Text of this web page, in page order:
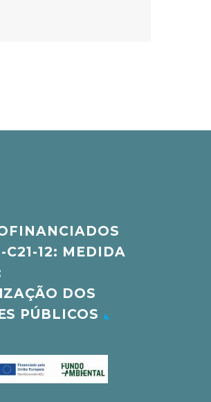
C21-12: MEDIDA
DOS
PÚBLICOS